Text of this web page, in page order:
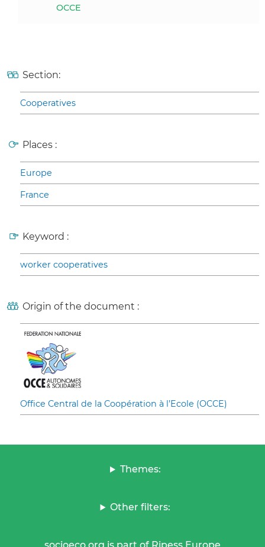
OCCE
Section:
Cooperatives
Places :
Europe
France
Keyword :
worker cooperatives
Origin of the document :
Office Central de la Coopération à l’Ecole (OCCE)
Themes:
Other filters: